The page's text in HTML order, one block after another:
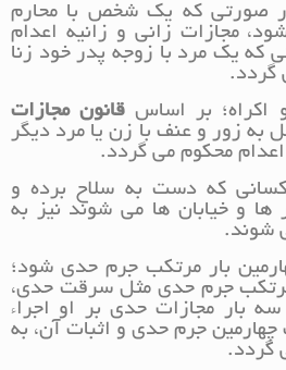
در صورتی که یک شخص با محارم
مجازات زانی و زانیه اعدام
یک مرد با زوجه پدر خود زنا
گردد.
اکراه؛ بر اساس قانون مجازات
به زور و عنف با زن یا مرد دیگر
محکوم می گردد.
کسانی که دست به سلاح برده و
و خیابان ها می شوند نیز به
شوند.
بار مرتکب جرم حدی شود؛
جرم حدی مثل سرقت حدی،
بار مجازات حدی بر او اجراء
جرم حدی و اثبات آن، به
گردد.